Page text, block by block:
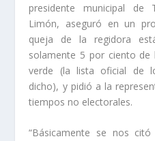
presidente municipal de
Limón, aseguró en un
queja de la regidora
solamente 5 por ciento
verde (la lista oficial de
dicho), y pidió a la
tiempos no electorales.
“Básicamente se nos